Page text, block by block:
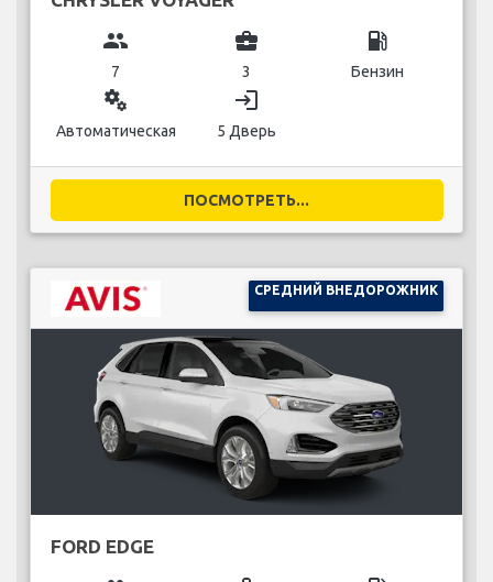
group
7
business_center
3
local_gas_station
Бензин
miscellaneous_services
Автоматическая
login
5 Дверь
ПОСМОТРЕТЬ...
СРЕДНИЙ ВНЕДОРОЖНИК
FORD EDGE